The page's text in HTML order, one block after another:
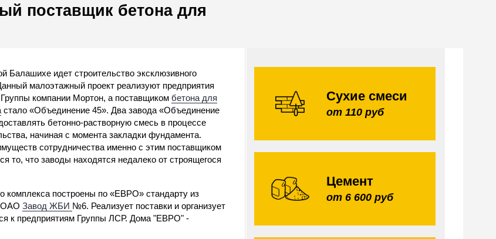
поставщик бетона для
Балашихе идет строительство эксклюзивного
малоэтажный проект реализуют предприятия
компании Мортон, а поставщикомбетона для
стало «Объединение 45». Два завода «Объединение
бетонно-растворную смесь в процессе
начиная с момента закладки фундамента.
сотрудничества именно с этим поставщиком
то, что заводы находятся недалеко от строящегося
комплекса построены по «ЕВРО» стандарту из
ОАО Завод ЖБИ №6. Реализует поставки и организует
к предприятиям Группы ЛСР. Дома "ЕВРО" -
Сухие смеси
от 110 руб
Цемент
от 6 600 руб